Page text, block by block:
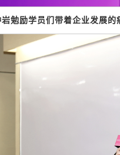
勉励学员们带着企业发展